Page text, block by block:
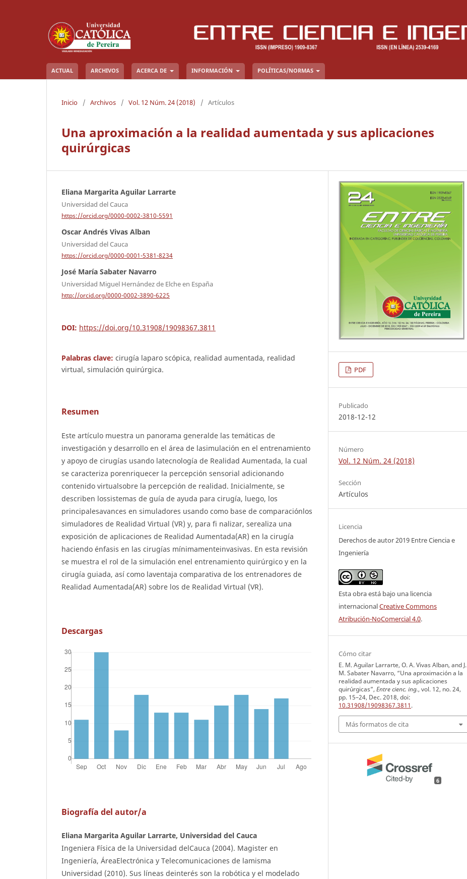
ACTUAL ARCHIVOS ACERCA DE INFORMACIÓN POLÍTICAS/NORMAS
Inicio / Archivos / Vol. 12 Núm. 24 (2018) / Artículos
Una aproximación a la realidad aumentada y sus aplicaciones
quirúrgicas
Eliana Margarita Aguilar Larrarte
Universidad del Cauca
https://orcid.org/0000-0002-3810-5591
Oscar Andrés Vivas Alban
Universidad del Cauca
https://orcid.org/0000-0001-5381-8234
José María Sabater Navarro
Universidad Miguel Hernández de Elche en España
http://orcid.org/0000-0002-3890-6225
DOI: https://doi.org/10.31908/19098367.3811
Palabras clave: cirugía laparo scópica, realidad aumentada, realidad
virtual, simulación quirúrgica.
Resumen
Este artículo muestra un panorama generalde las temáticas de
investigación y desarrollo en el área de lasimulación en el entrenamiento
y apoyo de cirugías usando latecnología de Realidad Aumentada, la cual
se caracteriza porenriquecer la percepción sensorial adicionando
contenido virtualsobre la percepción de realidad. Inicialmente, se
describen lossistemas de guía de ayuda para cirugía, luego, los
principalesavances en simuladores usando como base de comparaciónlos
simuladores de Realidad Virtual (VR) y, para fi nalizar, serealiza una
exposición de aplicaciones de Realidad Aumentada(AR) en la cirugía
haciendo énfasis en las cirugías mínimamenteinvasivas. En esta revisión
se muestra el rol de la simulación enel entrenamiento quirúrgico y en la
cirugía guiada, así como laventaja comparativa de los entrenadores de
Realidad Aumentada(AR) sobre los de Realidad Virtual (VR).
Descargas
Biografía del autor/a
Eliana Margarita Aguilar Larrarte, Universidad del Cauca
Ingeniera Física de la Universidad delCauca (2004). Magister en
Ingeniería, ÁreaElectrónica y Telecomunicaciones de lamisma
Universidad (2010). Sus líneas deinterés son la robótica y el modelado
PDF
Publicado
2018-12-12
Número
Vol. 12 Núm. 24 (2018)
Sección
Artículos
Licencia
Derechos de autor 2019 Entre Ciencia e
Ingeniería
Esta obra está bajo una licencia
internacionalCreative Commons
Atribución-NoComercial 4.0.
Cómo citar
E. M. Aguilar Larrarte, O. A. Vivas Alban, and J.
M. Sabater Navarro, “Una aproximación a la
realidad aumentada y sus aplicaciones
quirúrgicas”, Entre cienc. ing., vol. 12, no. 24,
pp. 15–24, Dec. 2018, doi:
10.31908/19098367.3811.
Más formatos de cita
6